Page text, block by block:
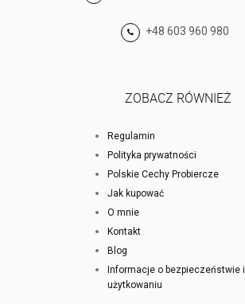
+48 603 960 980
ZOBACZ RÓWNIEŻ
Regulamin
Polityka prywatności
Polskie Cechy Probiercze
Jak kupować
O mnie
Kontakt
Blog
Informacje o bezpieczeństwie i
użytkowaniu